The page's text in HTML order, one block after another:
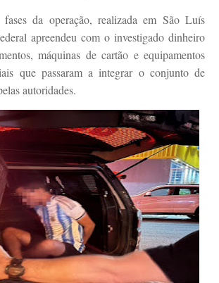
da operação, realizada em São Luís
apreendeu com o investigado dinheiro
máquinas de cartão e equipamentos
que passaram a integrar o conjunto de
autoridades.